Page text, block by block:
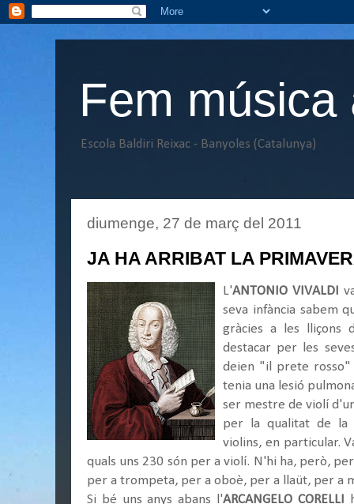
Fem música
Escola Baldiri Reixac - Banyoles (Catalunya)
diumenge, 27 de març del 2011
JA HA ARRIBAT LA
L'ANTONIO VIVALDI
seva infància sabem
gràcies a les lliçons
destacar per les
deien "il prete
tenia una lesió
ser mestre de violí
per la qualitat de la
violins, en particular.
quals uns 230 són per a violí. N'hi ha, però,
per a trompeta, per a oboè, per a llaüt, per a
Si bé uns anys abans l'ARCANGELO CORELLI